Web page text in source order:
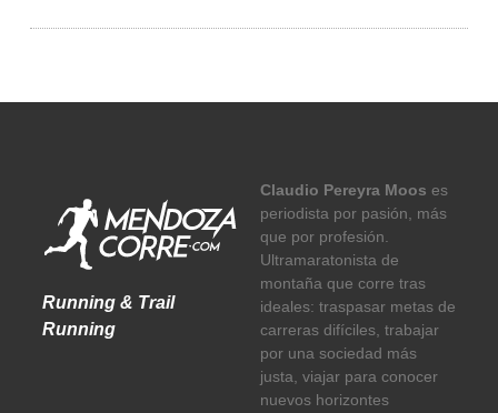
Running & Trail
Running
Claudio Pereyra Moos es
periodista por pasión, más
que por profesión.
Ultramaratonista de
montaña que corre tras
ideales: traspasar metas de
carreras difíciles, trabajar
por una sociedad más
justa, viajar para conocer
nuevos horizontes